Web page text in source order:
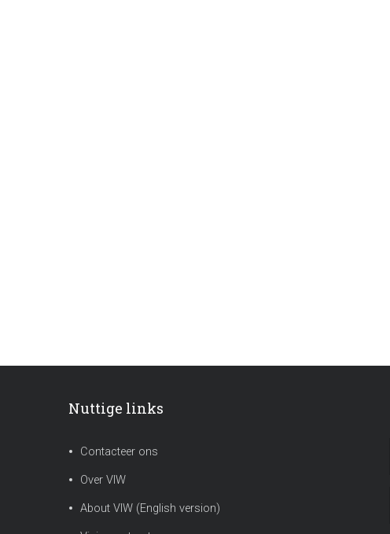
Nuttige links
Contacteer ons
Over VIW
About VIW (English version)